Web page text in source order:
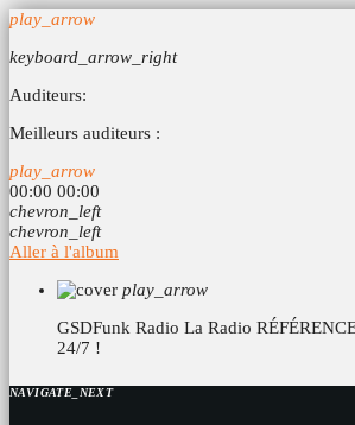
play_arrow
keyboard_arrow_right
Auditeurs:
Meilleurs auditeurs :
play_arrow
00:00 00:00
chevron_left
chevron_left
Aller à l'album
play_arrow
GSDFunk Radio La Radio
24/7 !
NAVIGATE_NEXT